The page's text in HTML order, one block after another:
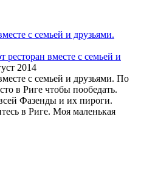
с семьей и друзьями.
ресторан вместе с семьей и
2014
с семьей и друзьями. По
в Риге чтобы пообедать.
Фазенды и их пироги.
в Риге. Моя маленькая